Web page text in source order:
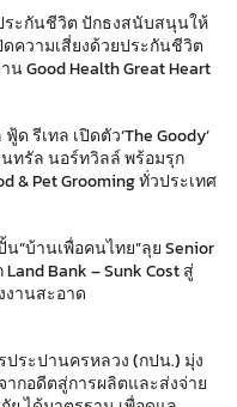
ประกันชีวิต ปักธงสนับสนุนให้
ความเสี่ยงด้วยประกันชีวิต
Good Health Great Heart
ด รีเทล เปิดตัว‘The Goody’
ทรัล นอร์ทวิลล์ พร้อมรุก
& Pet Grooming ทั่วประเทศ
“บ้านเพื่อคนไทย”ลุย Senior
Bank – Sunk Cost สู่
านสะอาด
ประปานครหลวง (กปน.) มุ่ง
กอดีตสู่การผลิตและส่งจ่าย